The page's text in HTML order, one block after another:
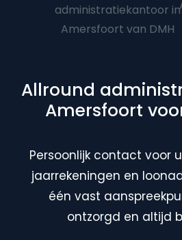
Allround
Amersfoort
Persoonlijk contact voor
jaarrekeningen en
één vast
ontzorgd en altijd